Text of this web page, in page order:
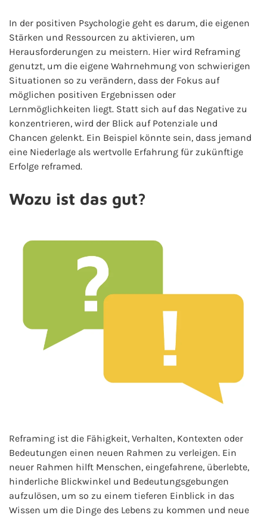
In der positiven Psychologie geht es darum, die eigenen
Stärken und Ressourcen zu aktivieren, um
Herausforderungen zu meistern. Hier wird Reframing
genutzt, um die eigene Wahrnehmung von schwierigen
Situationen so zu verändern, dass der Fokus auf
möglichen positiven Ergebnissen oder
Lernmöglichkeiten liegt. Statt sich auf das Negative zu
konzentrieren, wird der Blick auf Potenziale und
Chancen gelenkt. Ein Beispiel könnte sein, dass jemand
eine Niederlage als wertvolle Erfahrung für zukünftige
Erfolge reframed.
Wozu ist das gut?
Reframing ist die Fähigkeit, Verhalten, Kontexten oder
Bedeutungen einen neuen Rahmen zu verleigen. Ein
neuer Rahmen hilft Menschen, eingefahrene, überlebte,
hinderliche Blickwinkel und Bedeutungsgebungen
aufzulösen, um so zu einem tieferen Einblick in das
Wissen um die Dinge des Lebens zu kommen und neue